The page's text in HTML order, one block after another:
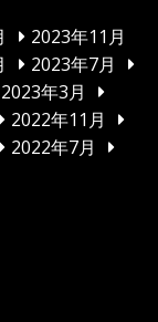
2023年11月
2023年7月
2023年3月
2022年11月
2022年7月